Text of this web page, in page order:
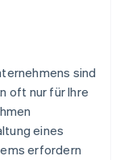
Lösungen für die
sind
oft nur für Ihre
eines
erfordern